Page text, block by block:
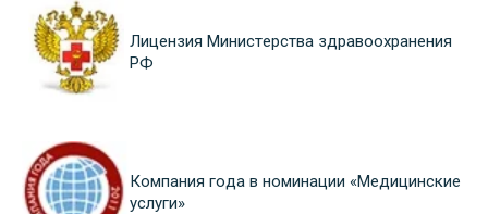
Лицензия Министерства здравоохранения
РФ
Компания года в номинации «Медицинские
услуги»